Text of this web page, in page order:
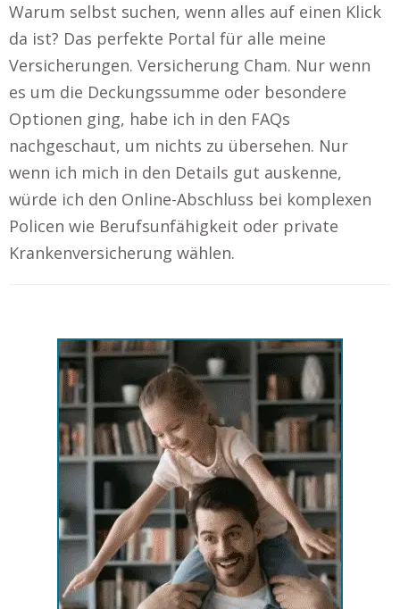
Warum selbst suchen, wenn alles auf einen Klick
da ist? Das perfekte Portal für alle meine
Versicherungen. Versicherung Cham. Nur wenn
es um die Deckungssumme oder besondere
Optionen ging, habe ich in den FAQs
nachgeschaut, um nichts zu übersehen. Nur
wenn ich mich in den Details gut auskenne,
würde ich den Online-Abschluss bei komplexen
Policen wie Berufsunfähigkeit oder private
Krankenversicherung wählen.